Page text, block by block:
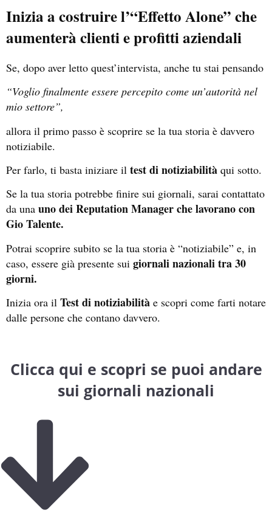
Inizia a costruire l’“Effetto Alone” che
aumenterà clienti e profitti aziendali
Se, dopo aver letto quest’intervista, anche tu stai pensando
“Voglio finalmente essere percepito come un’autorità nel
mio settore”,
allora il primo passo è scoprire se la tua storia è davvero
notiziabile.
Per farlo, ti basta iniziare il test di notiziabilità qui sotto.
Se la tua storia potrebbe finire sui giornali, sarai contattato
da una uno dei Reputation Manager che lavorano con
Gio Talente.
Potrai scoprire subito se la tua storia è “notiziabile” e, in
caso, essere già presente sui giornali nazionali tra 30
giorni.
Inizia ora il Test di notiziabilità e scopri come farti notare
dalle persone che contano davvero.
Clicca qui e scopri se puoi andare
sui giornali nazionali